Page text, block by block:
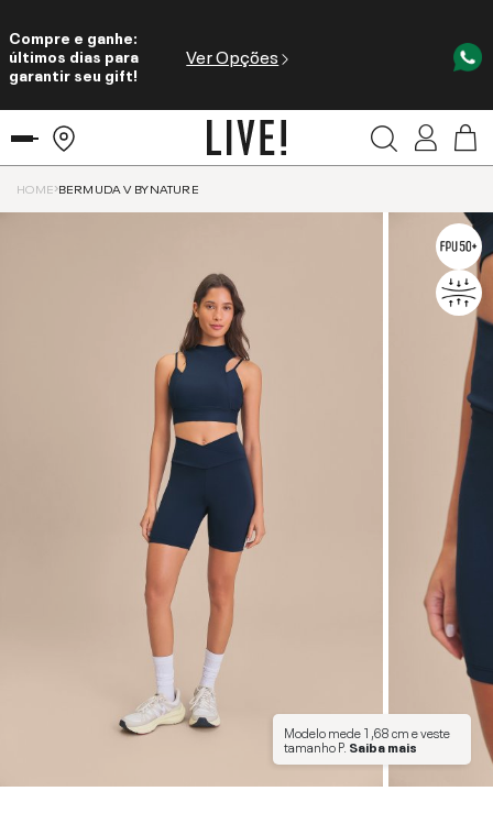
Compre e ganhe:
últimos dias para
garantir seu gift!
Ver Opções
HOME BERMUDA V BYNATURE
Modelo mede1,68 cme veste
tamanhoP. Saiba mais